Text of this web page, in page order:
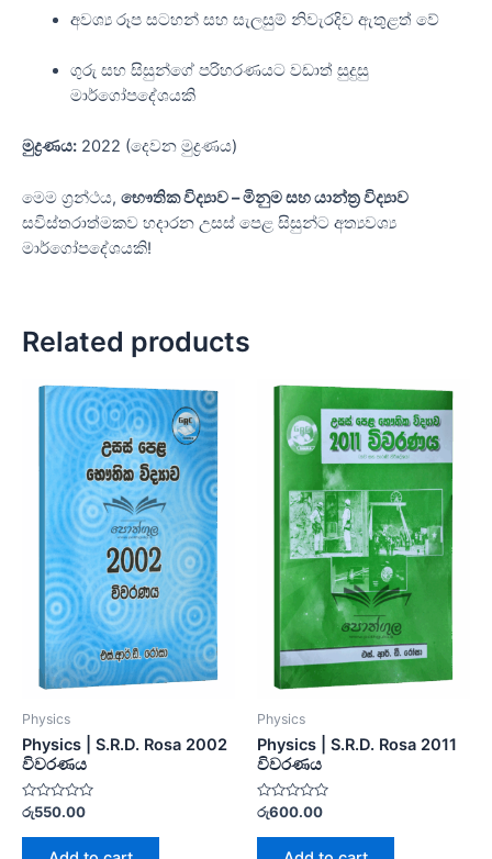
අවශ්‍ය රූප සටහන් සහ සැලසුම් නිවැරදිව ඇතුළත් වේ
ගුරු සහ සිසුන්ගේ පරිහරණයට වඩාත් සුදුසු
මාර්ගෝපදේශයකි
මුද්‍රණය: 2022 (දෙවන මුද්‍රණය)
මෙම ග්‍රන්ථය, භෞතික විද්‍යාව – මිනුම සහ යාන්ත්‍ර විද්‍යාව
සවිස්තරාත්මකව හදාරන උසස් පෙළ සිසුන්ට අත්‍යවශ්‍ය
මාර්ගෝපදේශයකි!
Related products
Physics
Physics | S.R.D. Rosa 2002
විවරණය
Rated
out
රු550.00
Physics
Physics | S.R.D. Rosa 2011
විවරණය
Rated
out
රු600.00